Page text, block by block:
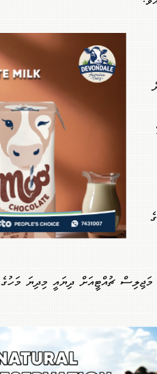
ދިޔައީ މިދިޔަ މަހުގެ 15ވަނަ ދުވަހުއެވެ.